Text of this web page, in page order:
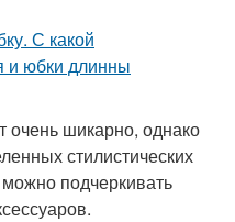
очень шикарно, однако
стилистических
подчеркивать